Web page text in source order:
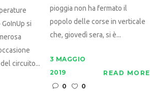
si
circuito...
pioggia non ha fermato il
popolo delle corse in verticale
che, giovedì sera, si è...
3 MAGGIO
2019
0
0
READ MORE